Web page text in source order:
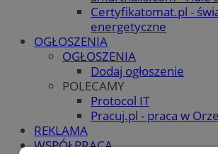
Certyfikatomat.pl -
energetyczne
OGŁOSZENIA
OGŁOSZENIA
Dodaj ogłoszenie
POLECAMY
Protocol IT
Pracuj.pl - praca w
REKLAMA
WSPÓŁPRACA